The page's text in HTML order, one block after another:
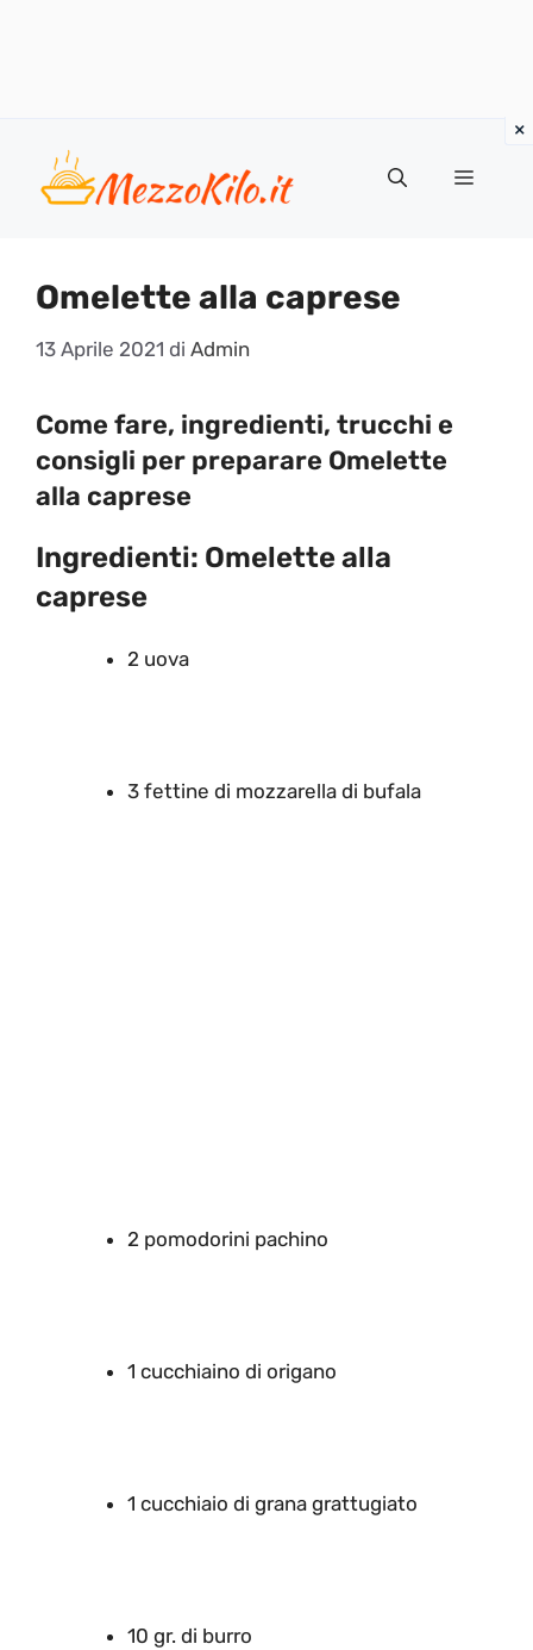
contenuto
Menu
Omelette alla caprese
13 Aprile 2021 di Admin
Come fare, ingredienti, trucchi e
consigli per preparare Omelette
alla caprese
Ingredienti: Omelette alla
caprese
2 uova
3 fettine di mozzarella di bufala
2 pomodorini pachino
1 cucchiaino di origano
1 cucchiaio di grana grattugiato
10 gr. di burro